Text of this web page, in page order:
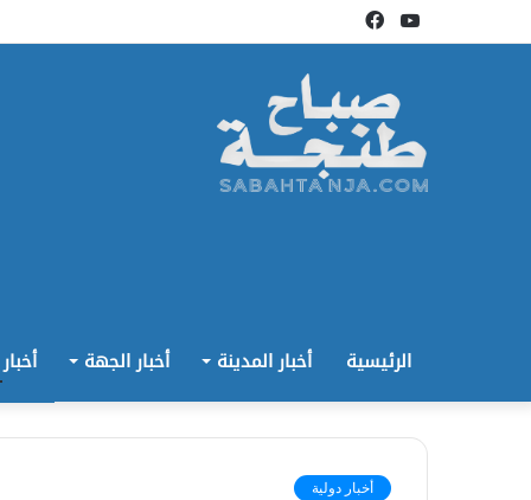
فيسبوكيوتيوب
الرئيسية أخبار المدينة أخبار الجهة
أخبار دولية